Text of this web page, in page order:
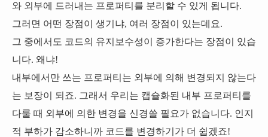
와 외부에 드러내는 프로퍼티를 분리할 수 있게 됩니다.
그러면 어떤 장점이 생기냐, 여러 장점이 있는데요.
그 중에서도 코드의 유지보수성이 증가한다는 장점이 있습
니다. 왜냐!
내부에서만 쓰는 프로퍼티는 외부에 의해 변경되지 않는다
는 보장이 되죠. 그래서 우리는 캡슐화된 내부 프로퍼티를
다룰 때 외부에 의한 변경을 신경쓸 필요가 없습니다. 인지
적 부하가 감소하니까 코드를 변경하기가 더 쉽겠죠!